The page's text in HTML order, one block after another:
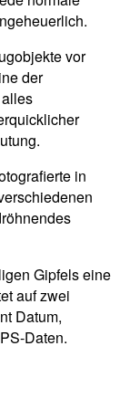
vor
der
in
Gipfels eine
auf zwei
Datum,
Daten.